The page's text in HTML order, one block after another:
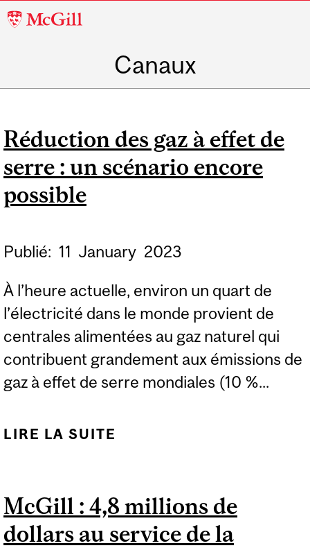
McGill
Canaux
Réduction des gaz à effet de
serre : un scénario encore
possible
Publié: 11 January 2023
À l’heure actuelle, environ un quart de
l’électricité dans le monde provient de
centrales alimentées au gaz naturel qui
contribuent grandement aux émissions de
gaz à effet de serre mondiales (10 %...
LIRE LA SUITE
POSSIBLE
McGill : 4,8 millions de
dollars au service de la